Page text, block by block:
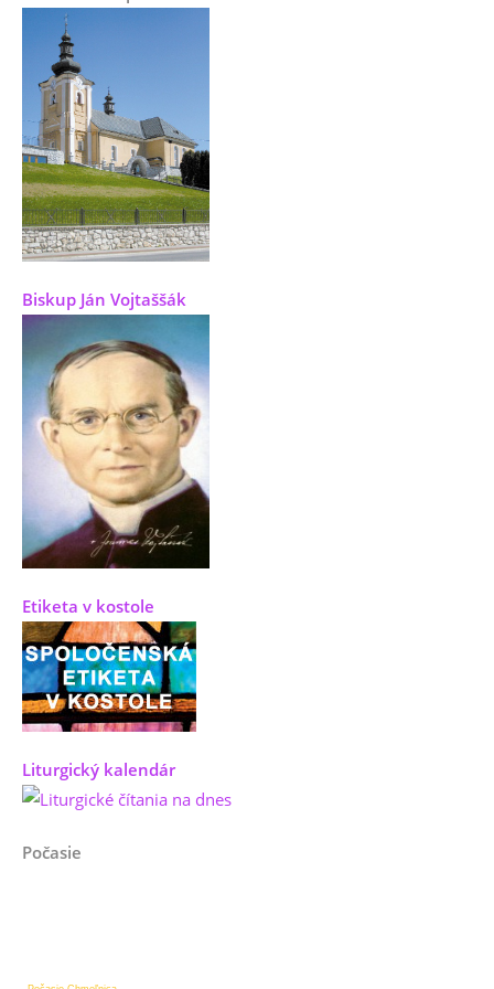
Biskup Ján Vojtaššák
Etiketa v kostole
Liturgický kalendár
Počasie